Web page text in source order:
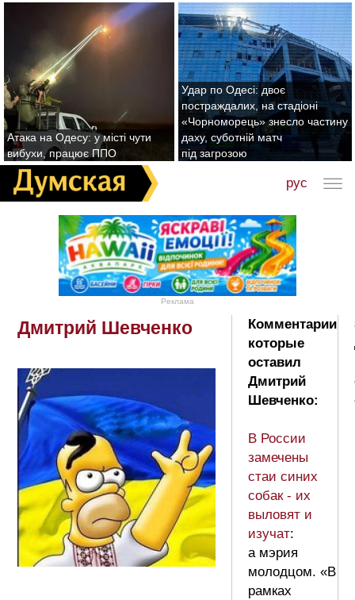
Атака на Одесу: у місті чути
вибухи, працює ППО
Удар по Одесі: двоє
постраждалих, на стадіоні
«Чорноморець» знесло частину
даху, суботній матч
під загрозою
рус
Реклама
Дмитрий Шевченко
Комментарии
которые
оставил
Дмитрий
Шевченко:
В России
замечены
стаи синих
собак - их
выловят и
изучат:
а мэрия
молодцом. «В
рамках